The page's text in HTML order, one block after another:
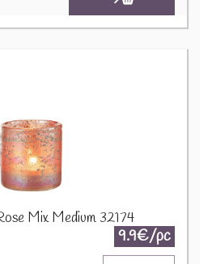
Mix Medium 32174
9.9€/pc